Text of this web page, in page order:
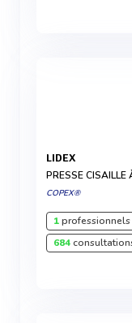
LIDEX
PRESSE CISAILLE
COPEX®
1professionnels
684